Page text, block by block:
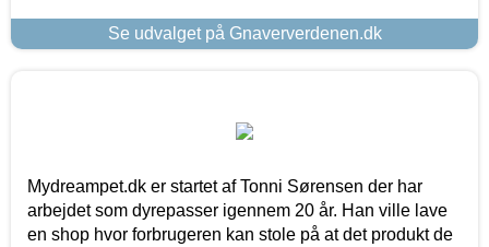
Se udvalget på Gnaververdenen.dk
Mydreampet.dk er startet af Tonni Sørensen der har
arbejdet som dyrepasser igennem 20 år. Han ville lave
en shop hvor forbrugeren kan stole på at det produkt de